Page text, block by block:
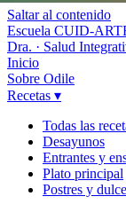
Saltar al contenido
Escuela CUID-
Dra. · Salud
Inicio
Sobre Odile
Recetas ▾
Todas las
Desayunos
Entrantes y
Plato principal
Postres y